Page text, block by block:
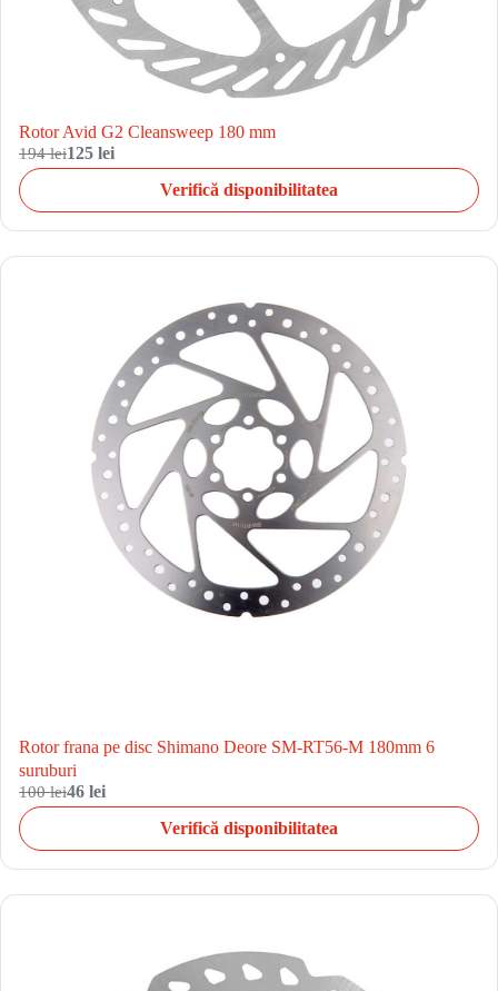
Rotor Avid G2 Cleansweep 180 mm
194 lei125 lei
Verifică disponibilitatea
Rotor frana pe disc Shimano Deore SM-RT56-M 180mm 6
suruburi
100 lei46 lei
Verifică disponibilitatea